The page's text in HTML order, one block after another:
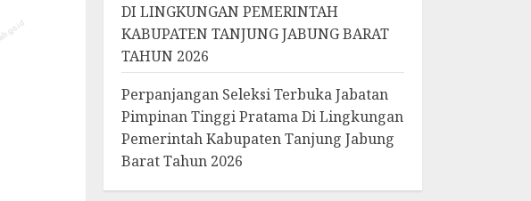
DI LINGKUNGAN PEMERINTAH
KABUPATEN TANJUNG JABUNG BARAT
TAHUN 2026
Perpanjangan Seleksi Terbuka Jabatan
Pimpinan Tinggi Pratama Di Lingkungan
Pemerintah Kabupaten Tanjung Jabung
Barat Tahun 2026